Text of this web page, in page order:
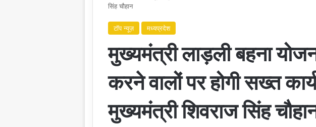
सिंह चौहान
टॉप न्यूज़ मध्यप्रदेश
मुख्यमंत्री लाड़ली बहना
करने वालों पर होगी सख्त
मुख्यमंत्री शिवराज सिंह